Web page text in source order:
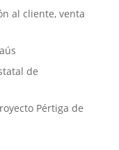
al cliente, venta
de
Pértiga de